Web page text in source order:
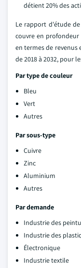
détient 20% des
Le rapport d'étude
couvre en
en termes de
de 2018 à 2032, pour
Par type de couleur
Bleu
Vert
Autres
Par sous-type
Cuivre
Zinc
Aluminium
Autres
Par demande
Industrie des
Industrie des
Électronique
Industrie textile